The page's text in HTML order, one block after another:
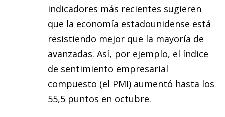
indicadores más recientes sugieren
que la economía estadounidense está
resistiendo mejor que la mayoría de
avanzadas. Así, por ejemplo, el índice
de sentimiento empresarial
compuesto (el PMI) aumentó hasta los
55,5 puntos en octubre.